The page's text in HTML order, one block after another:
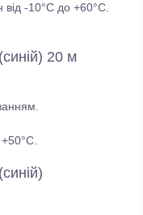
-10°C до +60°C.
20 м